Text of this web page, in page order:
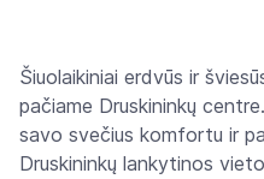
Šiuolaikiniai erdvūs ir
pačiame Druskininkų
savo svečius komfortu ir
Druskininkų lankytinos